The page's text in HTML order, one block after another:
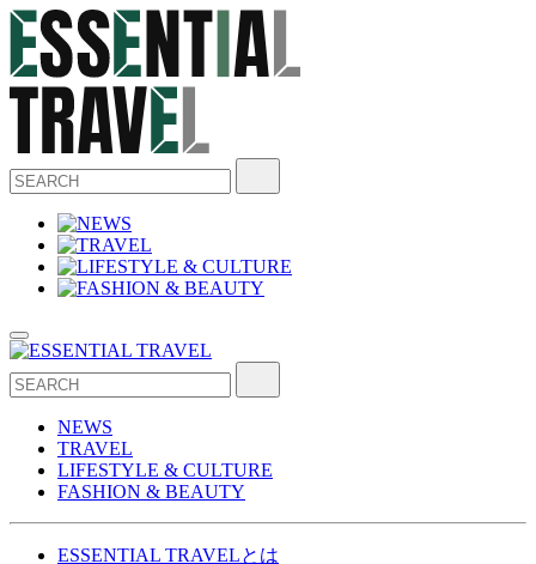
NEWS
TRAVEL
LIFESTYLE & CULTURE
FASHION & BEAUTY
ESSENTIAL TRAVELとは